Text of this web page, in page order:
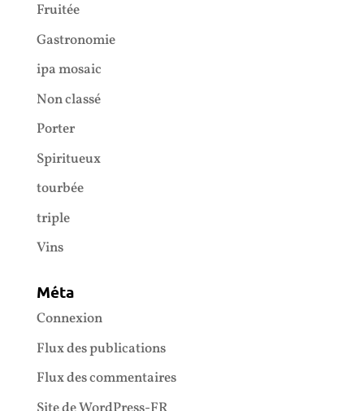
Fruitée
Gastronomie
ipa mosaic
Non classé
Porter
Spiritueux
tourbée
triple
Vins
Méta
Connexion
Flux des publications
Flux des commentaires